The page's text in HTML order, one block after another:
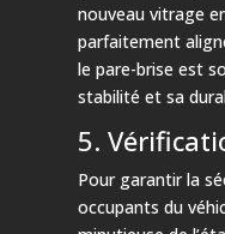
nouveau vitrage
parfaitement
le pare-brise est
stabilité et sa
5.
Pour garantir la
occupants du